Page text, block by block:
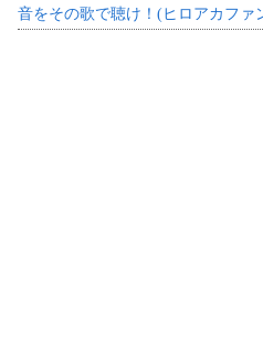
音をその歌で聴け！(ヒロアカファ